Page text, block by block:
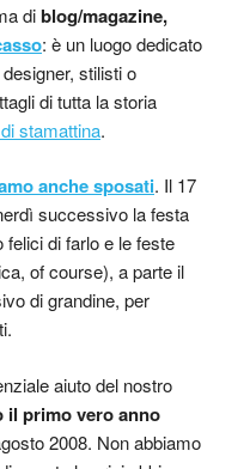
diblog/magazine,
: è un luogo dedicato
stilisti o
di tutta la storia
stamattina.
anche sposati. Il 17
successivo la festa
di farlo e le feste
of course), a parte il
di grandine, per
aiuto del nostro
il primo vero anno
2008. Non abbiamo